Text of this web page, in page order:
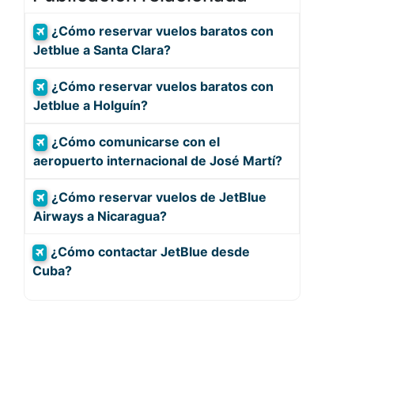
¿Cómo reservar vuelos baratos con
Jetblue a Santa Clara?
¿Cómo reservar vuelos baratos con
Jetblue a Holguín?
¿Cómo comunicarse con el
aeropuerto internacional de José Martí?
¿Cómo reservar vuelos de JetBlue
Airways a Nicaragua?
¿Cómo contactar JetBlue desde
Cuba?